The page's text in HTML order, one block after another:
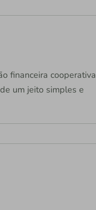
financeira cooperativa
um jeito simples e